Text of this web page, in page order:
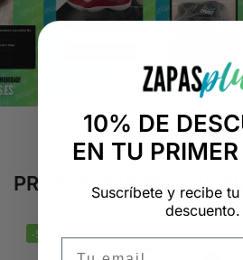
PRODUCTOS
-50%
10% DE
EN TU
Suscríbete y recibe
descuento.